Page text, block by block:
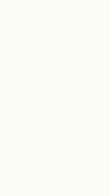
De nationale
officiële gids